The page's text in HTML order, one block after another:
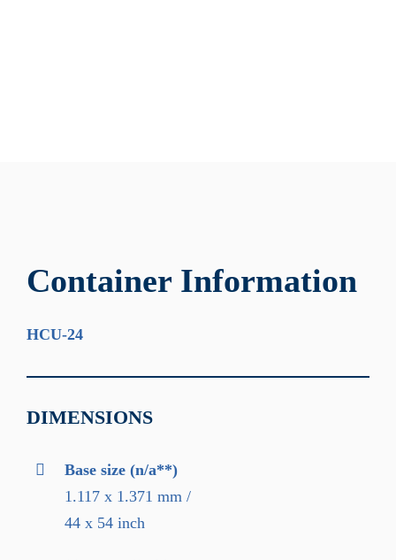
Container Information
HCU-24
DIMENSIONS
Base size (n/a**)
1.117 x 1.371 mm /
44 x 54 inch